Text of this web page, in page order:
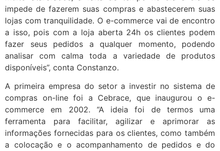
impede de fazerem suas compras e abastecerem suas
lojas com tranquilidade. O e-commerce vai de encontro
a isso, pois com a loja aberta 24h os clientes podem
fazer seus pedidos a qualquer momento, podendo
analisar com calma toda a variedade de produtos
disponíveis”, conta Constanzo.
A primeira empresa do setor a investir no sistema de
compras on-line foi a Cebrace, que inaugurou o e-
commerce em 2002. “A ideia foi de termos uma
ferramenta para facilitar, agilizar e aprimorar as
informações fornecidas para os clientes, como também
a colocação e o acompanhamento de pedidos e do